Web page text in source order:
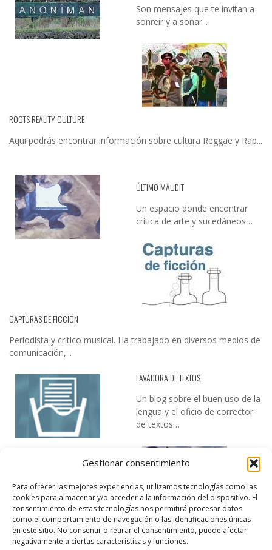
Gestionar consentimiento
Para ofrecer las mejores experiencias, utilizamos tecnologías como las
cookies para almacenar y/o acceder a la información del dispositivo. El
consentimiento de estas tecnologías nos permitirá procesar datos
como el comportamiento de navegación o las identificaciones únicas
en este sitio. No consentir o retirar el consentimiento, puede afectar
negativamente a ciertas características y funciones.
Son mensajes que te invitan a
sonreír y a soñar...
ROOTS REALITY CULTURE
Aqui podrás encontrar información sobre cultura Reggae y Rap...
ÚLTIMO MAUDIT
Un espacio donde encontrar
crítica de arte y sucedáneos…
CAPTURAS DE FICCIÓN
Periodista y crítico musical. Ha trabajado en diversos medios de
comunicación,...
LAVADORA DE TEXTOS
Un blog sobre el buen uso de la
lengua y el oficio de corrector
de textos…
DESIREE MARTÍN
…la realidad, es que cada día es más complicado realizar esos